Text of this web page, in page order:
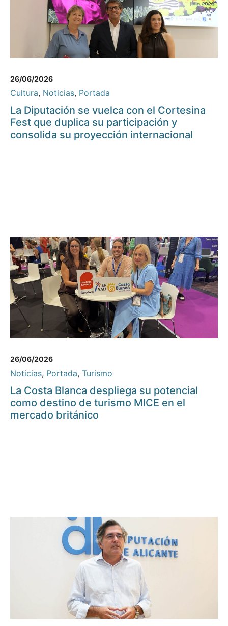
26/06/2026
Cultura, Noticias, Portada
La Diputación se vuelca con el Cortesina
Fest que duplica su participación y
consolida su proyección internacional
26/06/2026
Noticias, Portada, Turismo
La Costa Blanca despliega su potencial
como destino de turismo MICE en el
mercado británico